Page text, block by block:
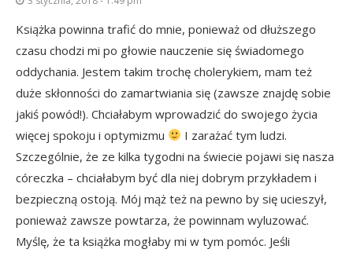
Książka powinna trafić do mnie, ponieważ od dłuższego
czasu chodzi mi po głowie nauczenie się świadomego
oddychania. Jestem takim trochę cholerykiem, mam też
duże skłonności do zamartwiania się (zawsze znajdę sobie
jakiś powód!). Chciałabym wprowadzić do swojego życia
więcej spokoju i optymizmu
I zarażać tym ludzi.
Szczególnie, że ze kilka tygodni na świecie pojawi się nasza
córeczka – chciałabym być dla niej dobrym przykładem i
bezpieczną ostoją. Mój mąż też na pewno by się ucieszył,
ponieważ zawsze powtarza, że powinnam wyluzować.
Myślę, że ta książka mogłaby mi w tym pomóc. Jeśli